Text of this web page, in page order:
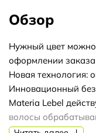
Обзор
Нужный цвет можно
оформлении заказа
Новая технология:
Инновационный
Materia Lebel
волосы